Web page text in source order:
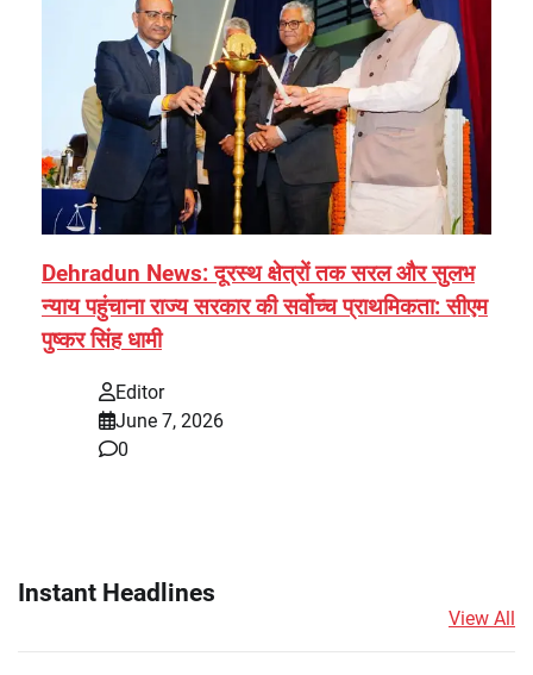
Dehradun News: दूरस्थ क्षेत्रों तक सरल और सुलभ
न्याय पहुंचाना राज्य सरकार की सर्वोच्च प्राथमिकता: सीएम
पुष्कर सिंह धामी
Editor
June 7, 2026
0
Instant Headlines
View All